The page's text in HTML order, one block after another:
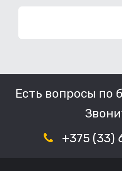
Есть вопросы по
+375 (33)